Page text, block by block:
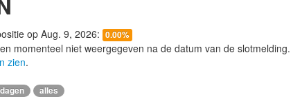
op Aug. 9, 2026: 0.00%
momenteel niet weergegeven na de datum van de slotmelding.
zien.
alles